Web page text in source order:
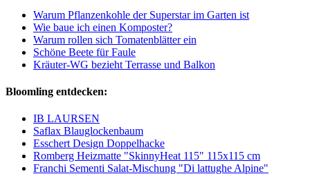
Warum Pflanzenkohle der Superstar im Garten ist
Wie baue ich einen Komposter?
Warum rollen sich Tomatenblätter ein
Schöne Beete für Faule
Kräuter-WG bezieht Terrasse und Balkon
Bloomling entdecken:
IB LAURSEN
Saflax Blauglockenbaum
Esschert Design Doppelhacke
Romberg Heizmatte "SkinnyHeat 115" 115x115 cm
Franchi Sementi Salat-Mischung "Di lattughe Alpine"